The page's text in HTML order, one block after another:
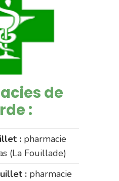
de
:
: pharmacie
(La Fouillade)
: pharmacie